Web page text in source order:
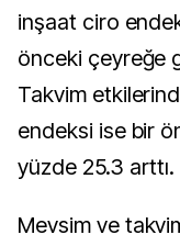
inşaat ciro
önceki çeyreğe
Takvim
endeksi ise bir
yüzde 25.3 arttı.
Mevsim ve